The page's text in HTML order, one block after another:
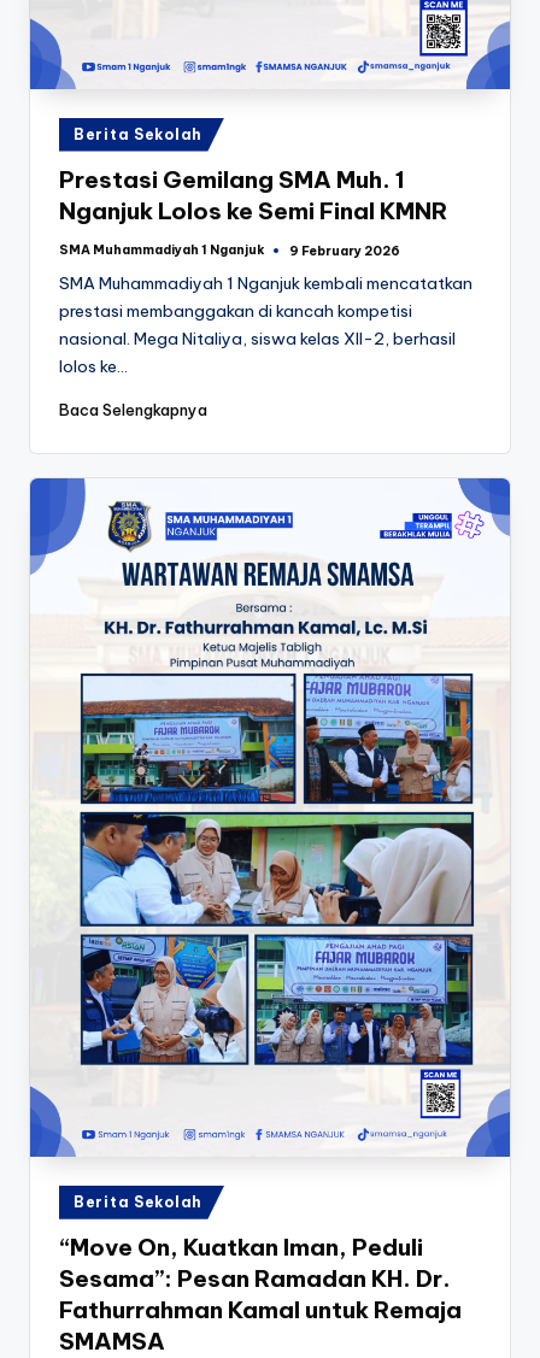
Posted
in
Berita Sekolah
Prestasi Gemilang SMA Muh. 1
Nganjuk Lolos ke Semi Final KMNR
Posted
SMA Muhammadiyah 1 Nganjuk 9 February 2026
SMA Muhammadiyah 1 Nganjuk kembali mencatatkan
prestasi membanggakan di kancah kompetisi
nasional. Mega Nitaliya, siswa kelas XII-2, berhasil
lolos ke…
Baca Selengkapnya
Posted
in
Berita Sekolah
“Move On, Kuatkan Iman, Peduli
Sesama”: Pesan Ramadan KH. Dr.
Fathurrahman Kamal untuk Remaja
SMAMSA